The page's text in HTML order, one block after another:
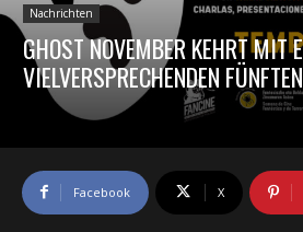
Nachrichten
GHOST NOVEMBER KEHRT MIT
VIELVERSPRECHENDEN
Facebook X